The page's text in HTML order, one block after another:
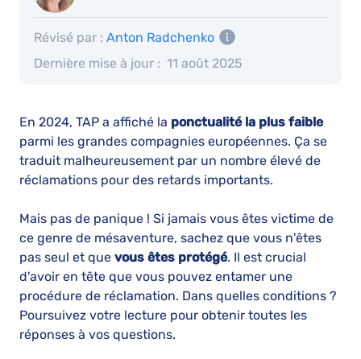
Dernière mise à jour : 11 août 2025
Révisé par : Anton Radchenko
En 2024, TAP a affiché la ponctualité la plus faible
parmi les grandes compagnies européennes. Ça se
traduit malheureusement par un nombre élevé de
réclamations pour des retards importants.
Mais pas de panique ! Si jamais vous êtes victime de
ce genre de mésaventure, sachez que vous n'êtes
pas seul et que vous êtes protégé. Il est crucial
d'avoir en tête que vous pouvez entamer une
procédure de réclamation. Dans quelles conditions ?
Poursuivez votre lecture pour obtenir toutes les
réponses à vos questions.